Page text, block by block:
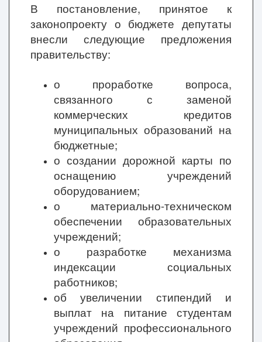
В постановление, принятое к
законопроекту о бюджете депутаты
внесли следующие предложения
правительству:
о проработке вопроса,
связанного с заменой
коммерческих кредитов
муниципальных образований на
бюджетные;
о создании дорожной карты по
оснащению учреждений
оборудованием;
о материально-техническом
обеспечении образовательных
учреждений;
о разработке механизма
индексации социальных
работников;
об увеличении стипендий и
выплат на питание студентам
учреждений профессионального